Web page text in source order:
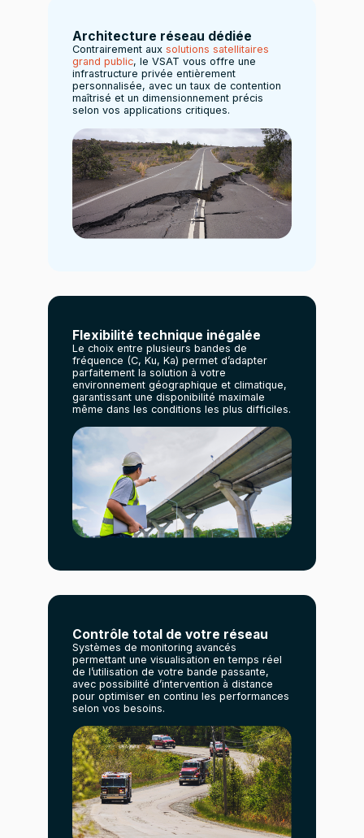
Architecture réseau dédiée
Contrairement aux solutions satellitaires
grand public, le VSAT vous offre une
infrastructure privée entièrement
personnalisée, avec un taux de contention
maîtrisé et un dimensionnement précis
selon vos applications critiques.
Flexibilité technique inégalée
Le choix entre plusieurs bandes de
fréquence (C, Ku, Ka) permet d’adapter
parfaitement la solution à votre
environnement géographique et climatique,
garantissant une disponibilité maximale
même dans les conditions les plus difficiles.
Contrôle total de votre réseau
Systèmes de monitoring avancés
permettant une visualisation en temps réel
de l’utilisation de votre bande passante,
avec possibilité d’intervention à distance
pour optimiser en continu les performances
selon vos besoins.